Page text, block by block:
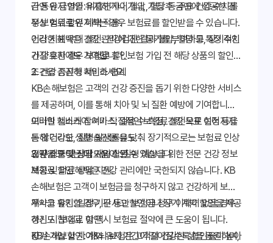
간 동안 금연을 유지하거나, 혈압, 혈당 등 주요 건강 수치를
정상 범위로 유지하는 경우 보험료를 할인받을 수 있습니다.
금연 유지 할인:비흡연자이거나, 가입 후 금연에 성공한 경
우 보험료 할인 혜택 적용.
건강 지표 우대 할인:건강검진 결과 혈압, 혈당 등 특정 수치
가 양호한 경우 보험료 할인.
이러한 혜택은 건강 관리에 대한 동기를 부여하고, 장기적인
건강 유지에도 기여합니다. 보험 가입 전 해당 상품의 할인
조건을 꼼꼼히 확인하세요.
2. 건강 증진형 서비스 연계
KB손해보험은 고객의 건강 증진을 돕기 위한 다양한 서비스
를 제공하며, 이를 통해 치아 및 뇌 질환 예방에 기여합니다.
이러한 서비스 참여가 직접적인 보험료 할인으로 이어지지
는 않더라도, 질병 발생률을 낮춰 장기적으로는 보험료 인상
요인을 줄이는 데 도움이 될 수 있습니다.
모바일 헬스케어 서비스:걸음 수 측정, 건강 목표 설정 등을
통해 건강한 생활 습관을 유도.
건강 정보 및 상담 서비스:질병 예방을 위한 전문 건강 정보
제공 및 의료 상담 지원.
3. 무사고 및 장기 가입 할인
보험료 할인 혜택은 건강 관리에만 국한되지 않습니다. KB
손해보험은 고객이 보험금을 청구하지 않고 건강하게 보험
계약을 유지할 경우, 무사고 할인이나 장기 계약 할인을 제공
하기도 합니다. 이 역시 보험료 절약에 큰 도움이 됩니다.
무사고 할인:일정 기간 동안 보험금 청구 이력이 없을 경우
갱신 시 보험료 할인.
장기 가입 할인:계약 유지 기간이 길어질수록 할인율이 높아
KB손해보험 치아&뇌 보험은 고객의 건강한 삶을 응원하며,